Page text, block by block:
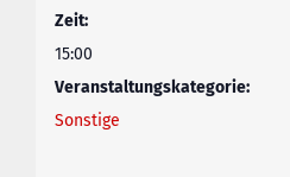
Zeit:
15:00
Veranstaltungskategorie:
Sonstige